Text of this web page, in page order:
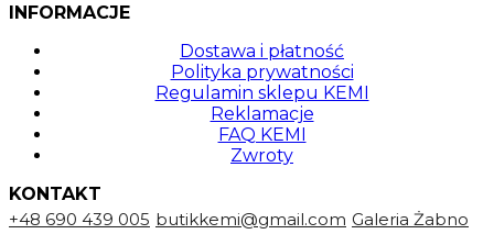
INFORMACJE
Dostawa i płatność
Polityka prywatności
Regulamin sklepu KEMI
Reklamacje
FAQ KEMI
Zwroty
KONTAKT
+48 690 439 005 butikkemi@gmail.com Galeria Żabno